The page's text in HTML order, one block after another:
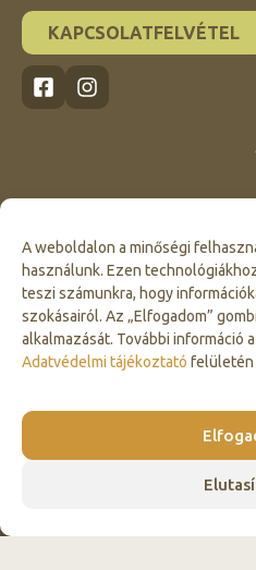
A weboldalon a minőségi
használunk. Ezen
teszi számunkra, hogy
szokásairól. Az „Elfogadom”
alkalmazását. További információ a
Adatvédelmi tájékoztató felületén
Click to accept
KAPCSOLATFELVÉTEL